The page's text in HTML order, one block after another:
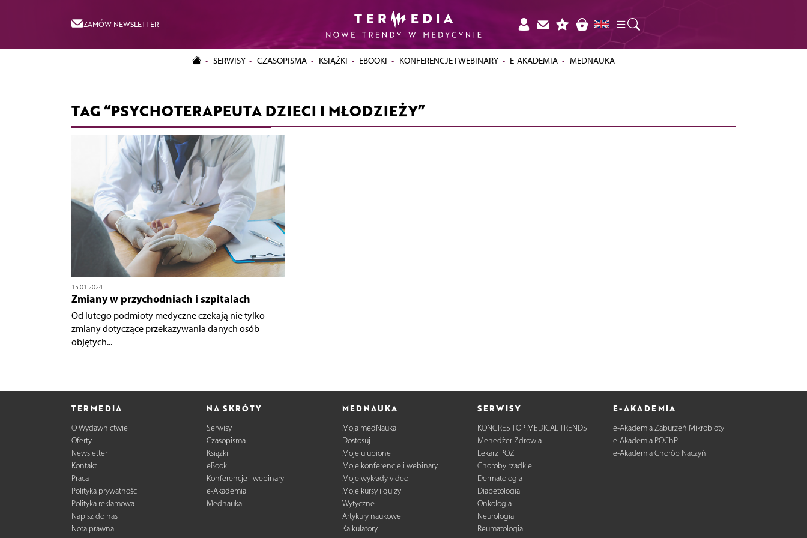
ZAMÓW NEWSLETTER
SERWISY CZASOPISMA KSIĄŻKI EBOOKI KONFERENCJE I WEBINARY E-AKADEMIA MEDNAUKA
TAG “PSYCHOTERAPEUTA DZIECI I MŁODZIEŻY”
15.01.2024
Zmiany w przychodniach i szpitalach
Od lutego podmioty medyczne czekają nie tylko
zmiany dotyczące przekazywania danych osób
objętych...
TERMEDIA
O Wydawnictwie
Oferty
Newsletter
Kontakt
Praca
Polityka prywatności
Polityka reklamowa
Napisz do nas
Nota prawna
NA SKRÓTY
Serwisy
Czasopisma
Książki
eBooki
Konferencje i webinary
e-Akademia
Mednauka
MEDNAUKA
Moja medNauka
Dostosuj
Moje ulubione
Moje konferencje i webinary
Moje wykłady video
Moje kursy i quizy
Wytyczne
Artykuły naukowe
Kalkulatory
SERWISY
KONGRES TOP MEDICAL TRENDS
Menedżer Zdrowia
Lekarz POZ
Choroby rzadkie
Dermatologia
Diabetologia
Onkologia
Neurologia
Reumatologia
E-AKADEMIA
e-Akademia Zaburzeń Mikrobioty
e-Akademia POChP
e-Akademia Chorób Naczyń